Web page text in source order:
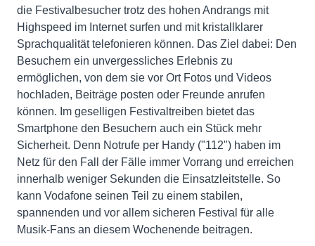
die Festivalbesucher trotz des hohen Andrangs mit
Highspeed im Internet surfen und mit kristallklarer
Sprachqualität telefonieren können. Das Ziel dabei: Den
Besuchern ein unvergessliches Erlebnis zu
ermöglichen, von dem sie vor Ort Fotos und Videos
hochladen, Beiträge posten oder Freunde anrufen
können. Im geselligen Festivaltreiben bietet das
Smartphone den Besuchern auch ein Stück mehr
Sicherheit. Denn Notrufe per Handy ("112") haben im
Netz für den Fall der Fälle immer Vorrang und erreichen
innerhalb weniger Sekunden die Einsatzleitstelle. So
kann Vodafone seinen Teil zu einem stabilen,
spannenden und vor allem sicheren Festival für alle
Musik-Fans an diesem Wochenende beitragen.